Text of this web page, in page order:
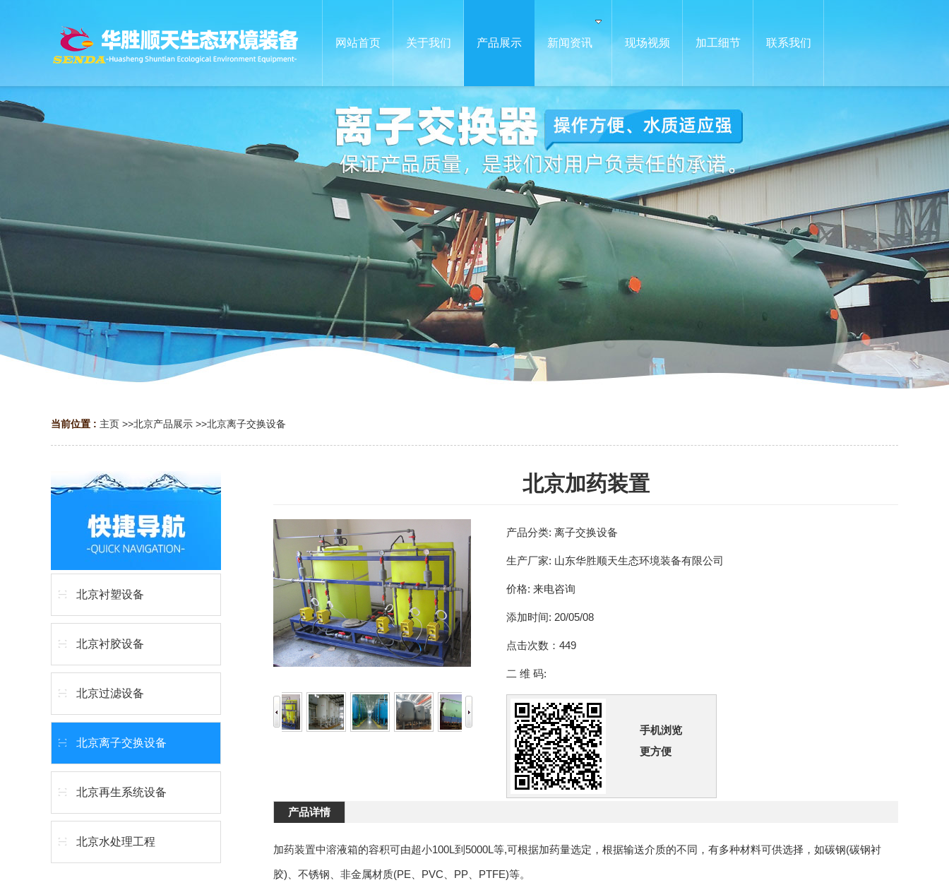
网站首页 关于我们 产品展示 新闻资讯 现场视频 加工细节 联系我们
当前位置 : 主页 >>北京产品展示 >>北京离子交换设备
北京衬塑设备
北京衬胶设备
北京过滤设备
北京离子交换设备
北京再生系统设备
北京水处理工程
北京加药装置
产品分类: 离子交换设备
生产厂家: 山东华胜顺天生态环境装备有限公司
价格: 来电咨询
添加时间: 20/05/08
点击次数： 449
二 维 码:
手机浏览
更方便
产品详情
加药装置中溶液箱的容积可由超小100L到5000L等,可根据加药量选定，根据输送介质的不同，有多种材料可供选择，如碳钢(碳钢衬
胶)、不锈钢、非金属材质(PE、PVC、PP、PTFE)等。